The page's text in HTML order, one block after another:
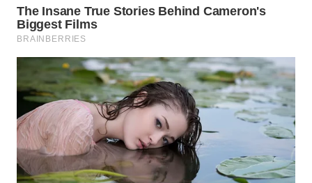
NIAS
WN
LANGKAT
WN
TAPANULI
SELATAN
WN
TANJUNG